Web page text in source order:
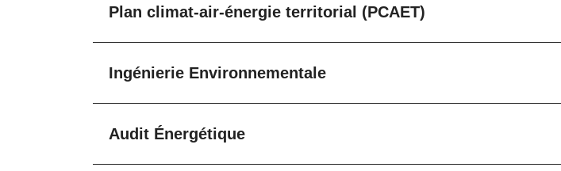
Plan climat-air-énergie territorial (PCAET)
Ingénierie Environnementale
Audit Énergétique